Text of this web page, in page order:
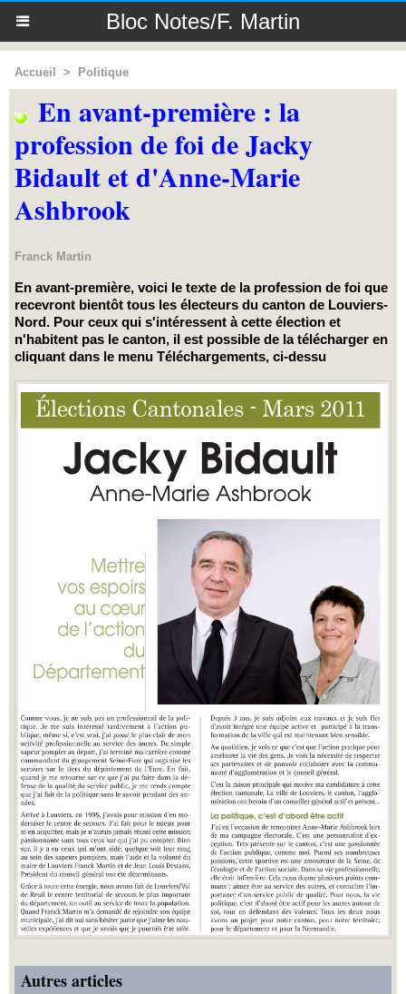
Bloc Notes/F. Martin
Accueil > Politique
En avant-première : la
profession de foi de Jacky
Bidault et d'Anne-Marie
Ashbrook
Franck Martin
En avant-première, voici le texte de la profession de foi que
recevront bientôt tous les électeurs du canton de Louviers-
Nord. Pour ceux qui s'intéressent à cette élection et
n'habitent pas le canton, il est possible de la télécharger en
cliquant dans le menu Téléchargements, ci-dessu
Autres articles